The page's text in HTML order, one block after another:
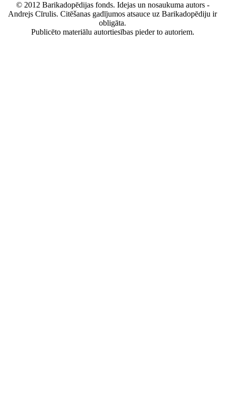
© 2012 Barikadopēdijas fonds. Idejas un nosaukuma autors -
Andrejs Cīrulis. Citēšanas gadījumos atsauce uz Barikadopēdiju ir
obligāta.
Publicēto materiālu autortiesības pieder to autoriem.